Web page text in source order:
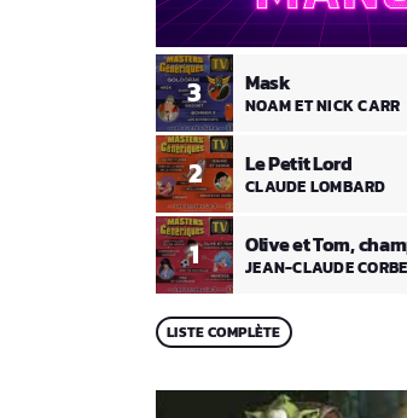
1 Olive et Tom,
JEAN-CLAUDE
2 Le Petit Lord
CLAUDE LOMBARD
3 Mask
NOAM ET NICK CARR
LISTE COMPLÈTE